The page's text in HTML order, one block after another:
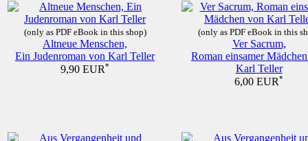
(only as PDF eBook in this shop)
Altneue Menschen,
Ein Judenroman von Karl Teller
9,90 EUR*
(only as PDF eBook in this
Ver Sacrum,
Roman einsamer
Karl Teller
6,00 EUR*